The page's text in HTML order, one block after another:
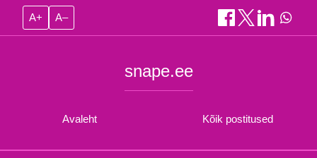
A+ A–
Avaleht
snape.ee
Kõik postitused